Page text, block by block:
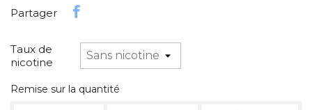
Partager
Taux de
nicotine
Remise sur la quantité